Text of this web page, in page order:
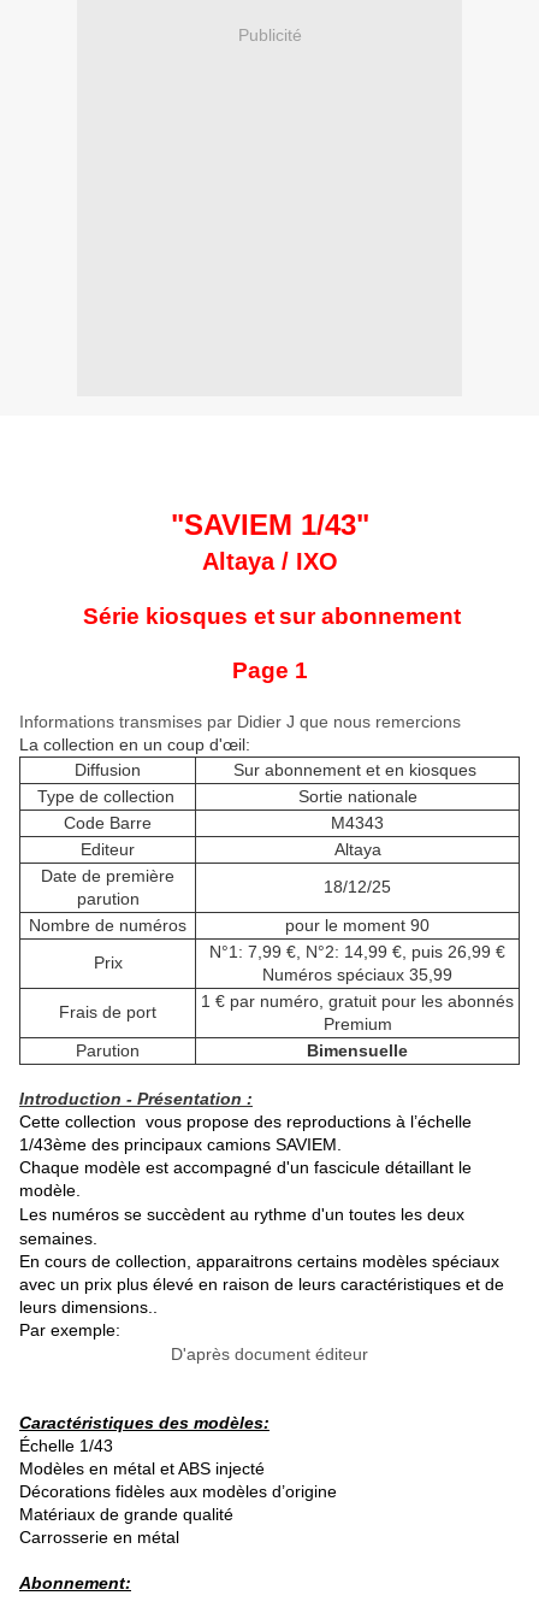
Publicité
"SAVIEM 1/43"
Altaya / IXO
Série kiosques etsur abonnement
Page 1
Informations transmises par Didier J que nous remercions
La collection en un coup d'œil:
Diffusion
Sur abonnement et en kiosques
Type de collection
Sortie nationale
Code Barre
M4343
Editeur
Altaya
Date de première
parution
18/12/25
Nombre de numéros
pour le moment 90
Prix
N°1: 7,99 €, N°2: 14,99 €, puis 26,99 €
Numéros spéciaux 35,99
Frais de port
1 € par numéro, gratuit pour les abonnés
Premium
Parution
Bimensuelle
Introduction - Présentation :
Cette collection vous propose des reproductions à l’échelle
1/43ème des principaux camions SAVIEM.
Chaque modèle est accompagné d'un fascicule détaillant le
modèle.
Les numéros se succèdent au rythme d'un toutes les deux
semaines.
En cours de collection, apparaitrons certains modèles spéciaux
avec un prix plus élevé en raison de leurs caractéristiques et de
leurs dimensions..
Par exemple:
D'après document éditeur
Caractéristiques des modèles:
Échelle 1/43
Modèles en métal et ABS injecté
Décorations fidèles aux modèles d’origine
Matériaux de grande qualité
Carrosserie en métal
Abonnement: